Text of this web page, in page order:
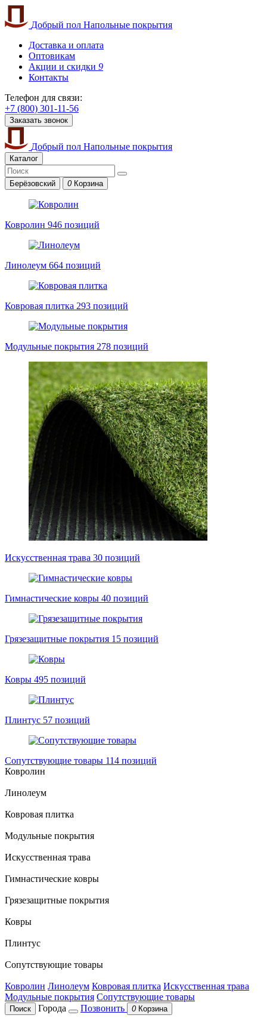
Добрый пол Напольные покрытия
Доставка и оплата
Оптовикам
Акции и скидки 9
Контакты
Телефон для связи:
+7 (800) 301-11-56
Заказать звонок
Добрый пол Напольные покрытия
Каталог
Берёзовский 0 Корзина
Ковролин 946 позиций
Линолеум 664 позиций
Ковровая плитка 293 позиций
Модульные покрытия 278 позиций
Искусственная трава 30 позиций
Гимнастические ковры 40 позиций
Грязезащитные покрытия 15 позиций
Ковры 495 позиций
Плинтус 57 позиций
Сопутствующие товары 114 позиций
Ковролин
Линолеум
Ковровая плитка
Модульные покрытия
Искусственная трава
Гимнастические ковры
Грязезащитные покрытия
Ковры
Плинтус
Сопутствующие товары
Ковролин Линолеум Ковровая плитка Искусственная трава
Модульные покрытия Сопутствующие товары
Поиск Города Позвонить 0 Корзина